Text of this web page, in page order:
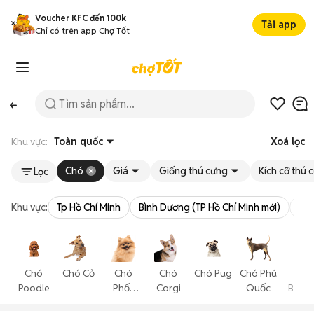
Voucher KFC đến 100k
Chỉ có trên app Chợ Tốt
Tải app
Khu vực: Toàn quốc Xoá lọc
Lọc Chó Giá Giống thú cưng Kích cỡ thú
Khu vực: Tp Hồ Chí Minh Bình Dương (TP Hồ Chí Minh mới)
Chó
Poodle
Chó Cỏ
Chó
Phốc
Chó
Corgi
Chó Pug
Chó Phú
Quốc